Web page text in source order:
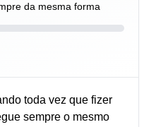
da mesma forma
toda vez que fizer
sempre o mesmo